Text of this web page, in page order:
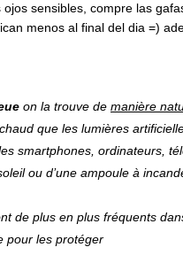
ojos sensibles, compre las
menos al final del dia =)
on la trouve de manière
que les lumières
smartphones, ordinateurs,
ou d’une ampoule à
de plus en plus fréquents
pour les protéger